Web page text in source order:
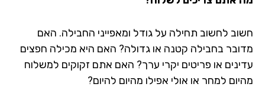
לחשוב תחילה על גודל ומאפייני החבילה. האם
בחבילה קטנה או גדולה? האם היא מכילה חפצים
או פריטים יקרי ערך? האם אתם זקוקים למשלוח
למחר או אולי אפילו מהיום להיום?